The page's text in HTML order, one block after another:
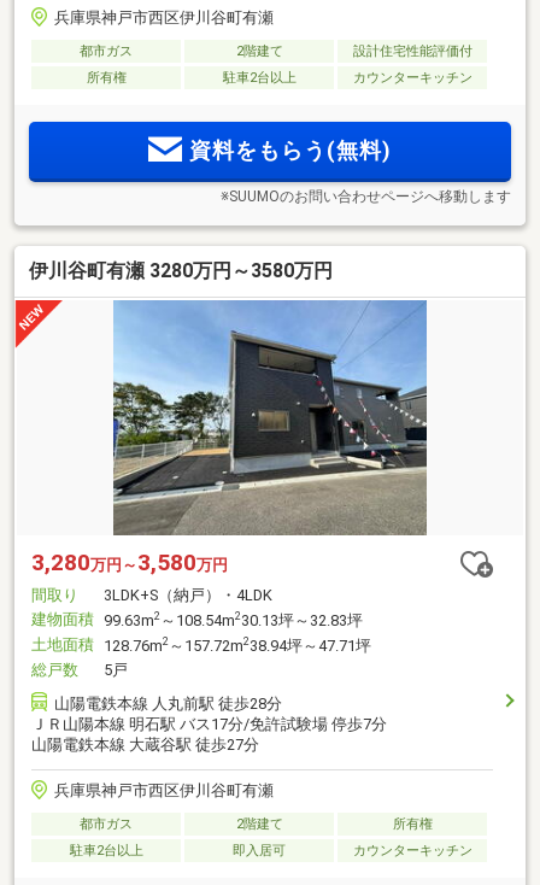
兵庫県神戸市西区伊川谷町有瀬
都市ガス 2階建て
設計住宅性能評価付
所有権
駐車2台以上 カウンターキッチン
資料をもらう(無料)
※SUUMOのお問い合わせページへ移動します
伊川谷町有瀬 3280万円～3580万円
3,280万円～ 3,580万円
間取り
3LDK+S（納戸）・4LDK
建物面積 99.63m2 ～108.54m2 30.13坪～32.83坪
土地面積 128.76m2 ～157.72m2 38.94坪～47.71坪
総戸数
5戸
山陽電鉄本線 人丸前駅 徒歩28分
ＪＲ山陽本線 明石駅 バス17分/免許試験場 停歩7分
山陽電鉄本線 大蔵谷駅 徒歩27分
兵庫県神戸市西区伊川谷町有瀬
都市ガス 2階建て
所有権
駐車2台以上
即入居可 カウンターキッチン